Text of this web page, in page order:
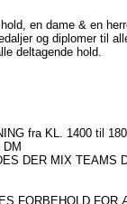
en dame & en
og diplomer til
deltagende hold.
fra KL. 1400 til
DER MIX TEAMS
FORBEHOLD